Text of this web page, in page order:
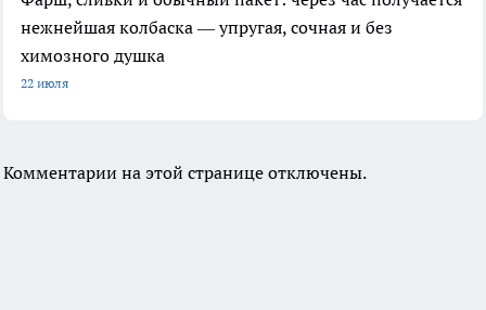
нежнейшая колбаска — упругая, сочная и без
химозного душка
22 июля
Комментарии на этой странице отключены.